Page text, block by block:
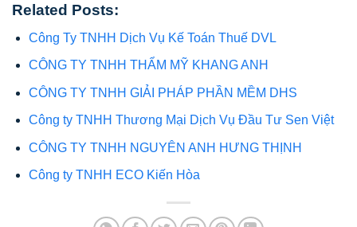
Related Posts:
Công Ty TNHH Dịch Vụ Kế Toán Thuế DVL
CÔNG TY TNHH THẨM MỸ KHANG ANH
CÔNG TY TNHH GIẢI PHÁP PHẦN MỀM DHS
Công ty TNHH Thương Mại Dịch Vụ Đầu Tư Sen Việt
CÔNG TY TNHH NGUYÊN ANH HƯNG THỊNH
Công ty TNHH ECO Kiến Hòa